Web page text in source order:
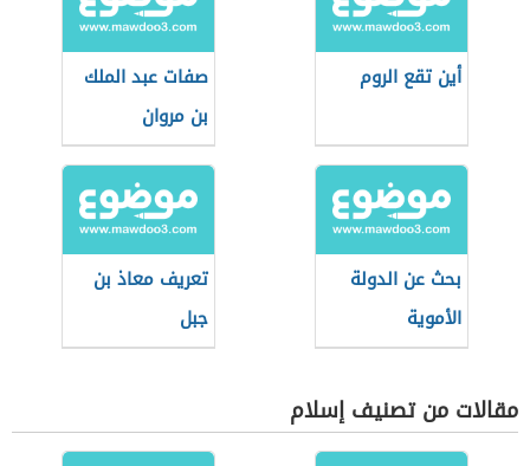
أين تقع الروم
صفات عبد الملك
بن مروان
بحث عن الدولة
الأموية
تعريف معاذ بن
جبل
مقالات من تصنيف إسلام